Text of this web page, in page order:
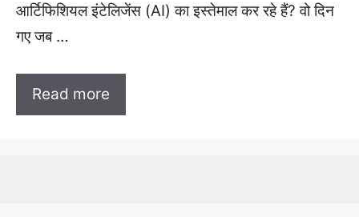
आर्टिफिशियल इंटेलिजेंस (AI) का इस्तेमाल कर रहे हैं? वो दिन
गए जब …
Read more